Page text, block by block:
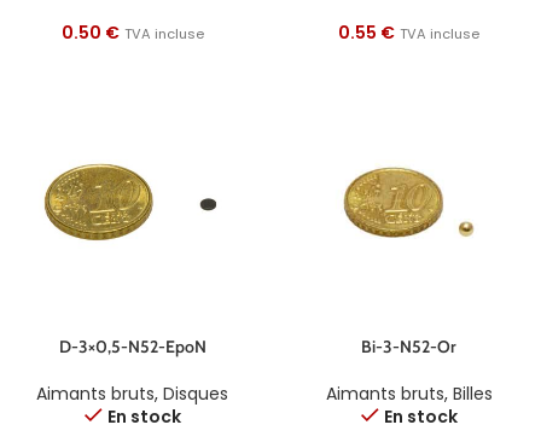
0.50 € TVA incluse
0.55 € TVA incluse
D-3×0,5-N52-EpoN
Aimants bruts, Disques
En stock
Bi-3-N52-Or
Aimants bruts, Billes
En stock